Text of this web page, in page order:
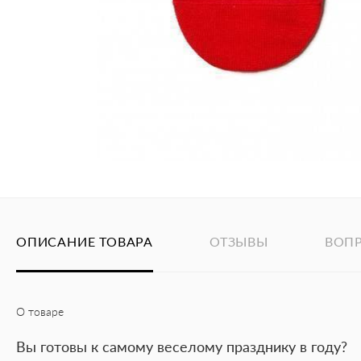
ОПИСАНИЕ ТОВАРА ОТЗЫВЫ
О товаре
Вы готовы к самому веселому празднику в году?